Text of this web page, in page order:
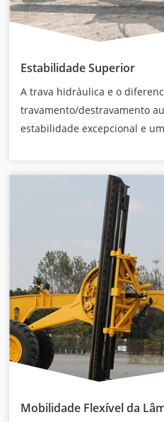
Estabilidade Superior
A trava hidráulica e o
travamento/destravamento
estabilidade excepcional e
Mobilidade Flexível da